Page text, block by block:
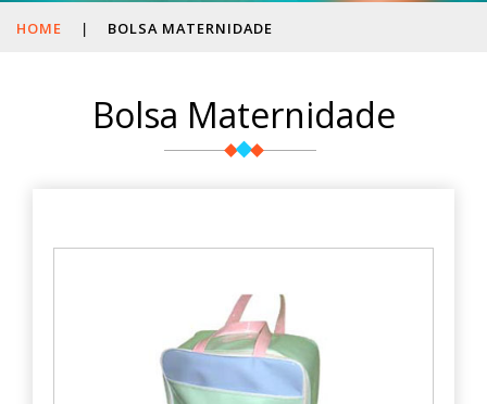
HOME | BOLSA MATERNIDADE
Bolsa Maternidade